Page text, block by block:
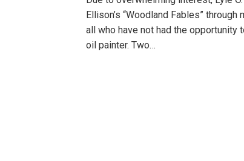
Ellison’s “Woodland Fables”
all who have not had the
oil painter. Two…